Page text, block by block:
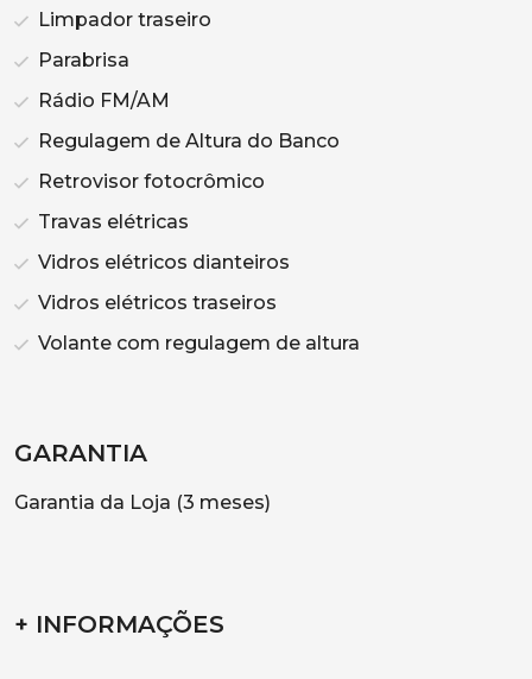
Limpador traseiro
Parabrisa
Rádio FM/AM
Regulagem de Altura do Banco
Retrovisor fotocrômico
Travas elétricas
Vidros elétricos dianteiros
Vidros elétricos traseiros
Volante com regulagem de altura
GARANTIA
Garantia da Loja (3 meses)
+ INFORMAÇÕES